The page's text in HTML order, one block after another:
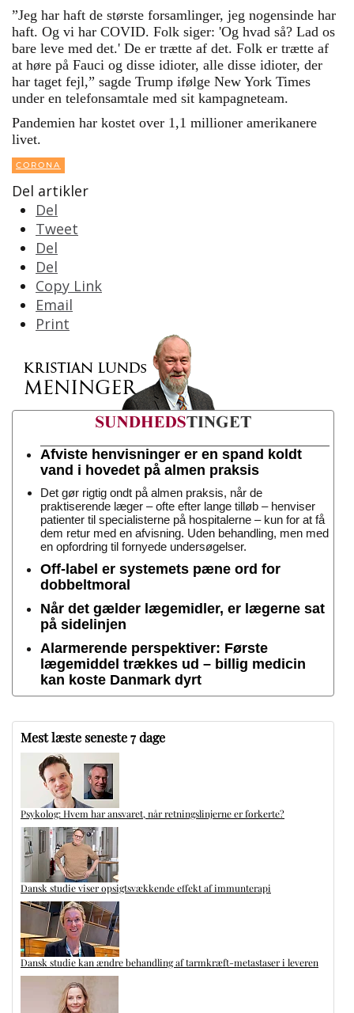
”Jeg har haft de største forsamlinger, jeg nogensinde har
haft. Og vi har COVID. Folk siger: 'Og hvad så? Lad os
bare leve med det.' De er trætte af det. Folk er trætte af
at høre på Fauci og disse idioter, alle disse idioter, der
har taget fejl,” sagde Trump ifølge New York Times
under en telefonsamtale med sit kampagneteam.
Pandemien har kostet over 1,1 millioner amerikanere
livet.
CORONA
Del artikler
Del
Tweet
Del
Del
Copy Link
Email
Print
Afviste henvisninger er en spand koldt
vand i hovedet på almen praksis
Det gør rigtig ondt på almen praksis, når de
praktiserende læger – ofte efter lange tilløb – henviser
patienter til specialisterne på hospitalerne – kun for at få
dem retur med en afvisning. Uden behandling, men med
en opfordring til fornyede undersøgelser.
Off-label er systemets pæne ord for
dobbeltmoral
Når det gælder lægemidler, er lægerne sat
på sidelinjen
Alarmerende perspektiver: Første
lægemiddel trækkes ud – billig medicin
kan koste Danmark dyrt
Mest læste seneste 7 dage
Psykolog: Hvem har ansvaret, når retningslinjerne er forkerte?
Dansk studie viser opsigtsvækkende effekt af immunterapi
Dansk studie kan ændre behandling af tarmkræft-metastaser i leveren